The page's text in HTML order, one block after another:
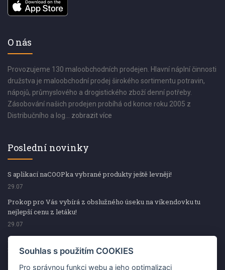
O nás
Provozujeme 130 maloobchodních prodejen. Hlavní náplní činnosti
družstva je maloobchodní prodej širokého sortimentu potravin,
nápojů, průmyslového a drogistického zboží denní potřeby.
Zásobování našich prodejen probíhá od konce roku 2005 z
Distribučního a log... zobrazit více
Poslední novinky
S aplikací naCOOPka vybrané produkty ještě levněji!
29.07
Prokop pro Vás vybírá z obslužného úseku na víkendovku tu
nejlepší cenu z letáku!
29.07
Prokop pro Vás vybírá z obslužného úseku na víkendovku tu
nejlepší cenu z letáku!
Souhlas s použitím COOKIES
Pro správnou funkci webu a jeho optimalizaci